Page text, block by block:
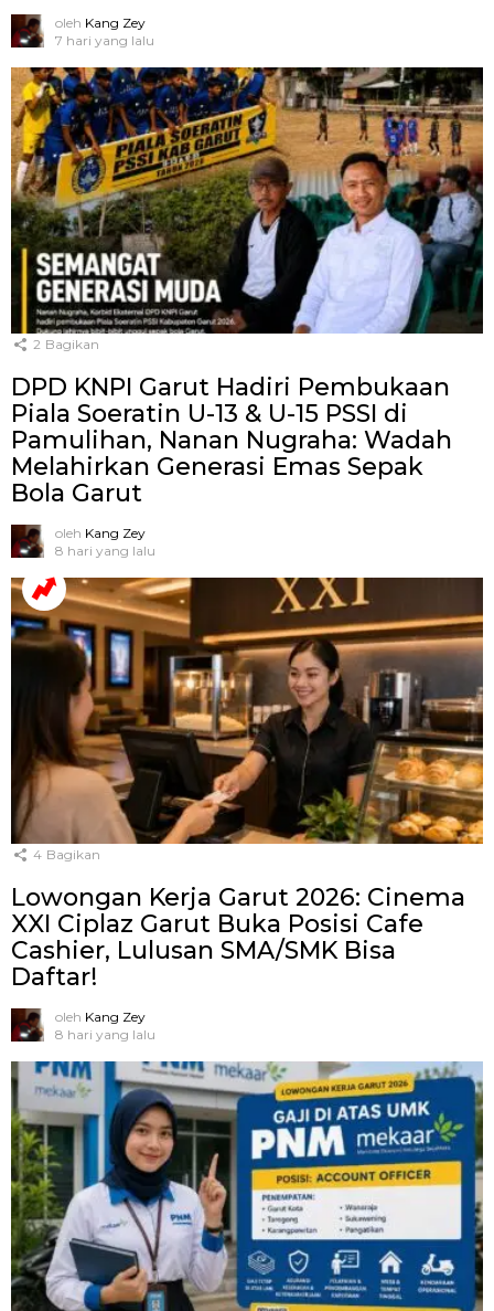
oleh Kang Zey
7 hari yang lalu
2 Bagikan
DPD KNPI Garut Hadiri Pembukaan
Piala Soeratin U-13 & U-15 PSSI di
Pamulihan, Nanan Nugraha: Wadah
Melahirkan Generasi Emas Sepak
Bola Garut
oleh Kang Zey
8 hari yang lalu
4 Bagikan
Lowongan Kerja Garut 2026: Cinema
XXI Ciplaz Garut Buka Posisi Cafe
Cashier, Lulusan SMA/SMK Bisa
Daftar!
oleh Kang Zey
8 hari yang lalu